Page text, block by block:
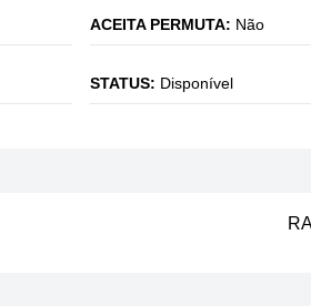
ACEITA PERMUTA: Não
STATUS: Disponível